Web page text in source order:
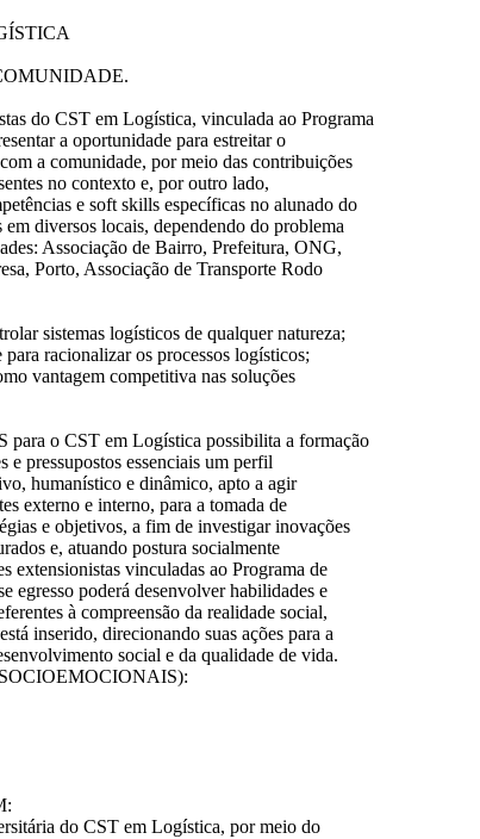
do CST em Logística, vinculada ao Programa
a oportunidade para estreitar o
a comunidade, por meio das contribuições
no contexto e, por outro lado,
e soft skills específicas no alunado do
diversos locais, dependendo do problema
Associação de Bairro, Prefeitura, ONG,
Porto, Associação de Transporte Rodo
sistemas logísticos de qualquer natureza;
racionalizar os processos logísticos;
vantagem competitiva nas soluções
para o CST em Logística possibilita a formação
pressupostos essenciais um perfil
humanístico e dinâmico, apto a agir
externo e interno, para a tomada de
e objetivos, a fim de investigar inovações
e, atuando postura socialmente
extensionistas vinculadas ao Programa de
egresso poderá desenvolver habilidades e
à compreensão da realidade social,
inserido, direcionando suas ações para a
social e da qualidade de vida.
do CST em Logística, por meio do